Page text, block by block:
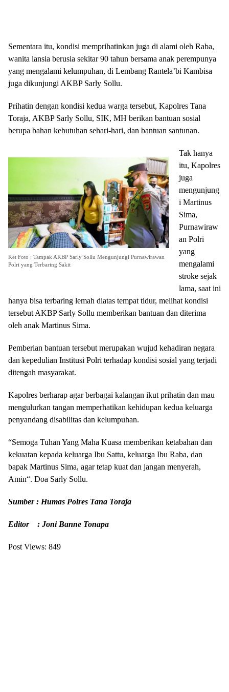
Sementara itu, kondisi memprihatinkan juga di alami oleh Raba,
wanita lansia berusia sekitar 90 tahun bersama anak perempunya
yang mengalami kelumpuhan, di Lembang Rantela’bi Kambisa
juga dikunjungi AKBP Sarly Sollu.
Prihatin dengan kondisi kedua warga tersebut, Kapolres Tana
Toraja, AKBP Sarly Sollu, SIK, MH berikan bantuan sosial
berupa bahan kebutuhan sehari-hari, dan bantuan santunan.
Ket Foto : Tampak AKBP Sarly Sollu Mengunjungi Purnawirawan
Polri yang Terbaring Sakit
Tak hanya
itu, Kapolres
juga
mengunjung
i Martinus
Sima,
Purnawiraw
an Polri
yang
mengalami
stroke sejak
lama, saat ini
hanya bisa terbaring lemah diatas tempat tidur, melihat kondisi
tersebut AKBP Sarly Sollu memberikan bantuan dan diterima
oleh anak Martinus Sima.
Pemberian bantuan tersebut merupakan wujud kehadiran negara
dan kepedulian Institusi Polri terhadap kondisi sosial yang terjadi
ditengah masyarakat.
Kapolres berharap agar berbagai kalangan ikut prihatin dan mau
mengulurkan tangan memperhatikan kehidupan kedua keluarga
penyandang disabilitas dan kelumpuhan.
“Semoga Tuhan Yang Maha Kuasa memberikan ketabahan dan
kekuatan kepada keluarga Ibu Sattu, keluarga Ibu Raba, dan
bapak Martinus Sima, agar tetap kuat dan jangan menyerah,
Amin“. Doa Sarly Sollu.
Sumber : Humas Polres Tana Toraja
Editor : Joni Banne Tonapa
Post Views: 849